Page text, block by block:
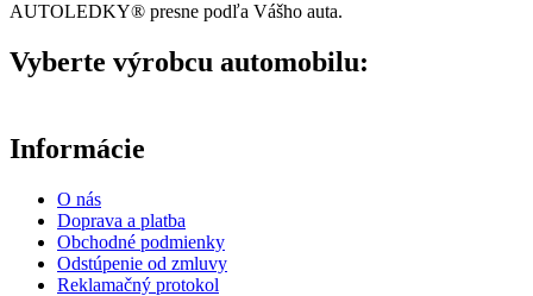
AUTOLEDKY® presne podľa Vášho auta.
Vyberte výrobcu automobilu:
Informácie
O nás
Doprava a platba
Obchodné podmienky
Odstúpenie od zmluvy
Reklamačný protokol